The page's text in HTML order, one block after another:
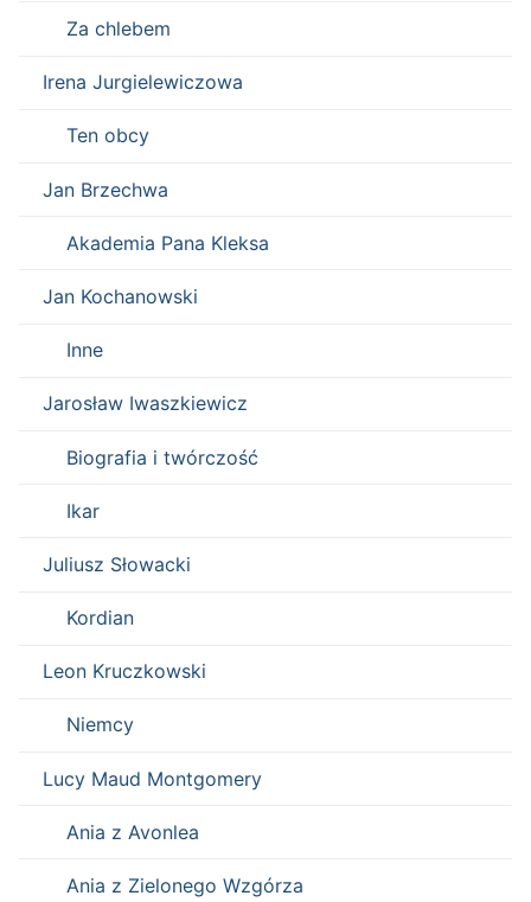
Za chlebem
Irena Jurgielewiczowa
Ten obcy
Jan Brzechwa
Akademia Pana Kleksa
Jan Kochanowski
Inne
Jarosław Iwaszkiewicz
Biografia i twórczość
Ikar
Juliusz Słowacki
Kordian
Leon Kruczkowski
Niemcy
Lucy Maud Montgomery
Ania z Avonlea
Ania z Zielonego Wzgórza